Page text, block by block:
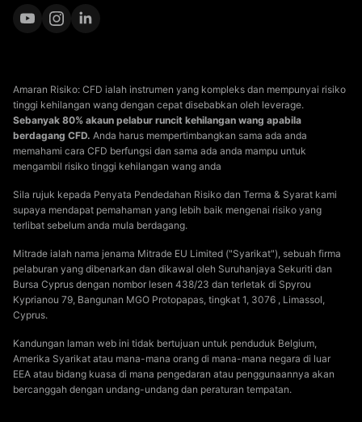
Amaran Risiko: CFD ialah instrumen yang kompleks dan mempunyai risiko
tinggi kehilangan wang dengan cepat disebabkan oleh leverage.
Sebanyak 80% akaun pelabur runcit kehilangan wang apabila
berdagang CFD. Anda harus mempertimbangkan sama ada anda
memahami cara CFD berfungsi dan sama ada anda mampu untuk
mengambil risiko tinggi kehilangan wang anda
Sila rujuk kepada Penyata Pendedahan Risiko dan Terma & Syarat kami
supaya mendapat pemahaman yang lebih baik mengenai risiko yang
terlibat sebelum anda mula berdagang.
Mitrade ialah nama jenama Mitrade EU Limited ("Syarikat"), sebuah firma
pelaburan yang dibenarkan dan dikawal oleh Suruhanjaya Sekuriti dan
Bursa Cyprus dengan nombor lesen 438/23 dan terletak di Spyrou
Kyprianou 79, Bangunan MGO Protopapas, tingkat 1, 3076 , Limassol,
Cyprus.
Kandungan laman web ini tidak bertujuan untuk penduduk Belgium,
Amerika Syarikat atau mana-mana orang di mana-mana negara di luar
EEA atau bidang kuasa di mana pengedaran atau penggunaannya akan
bercanggah dengan undang-undang dan peraturan tempatan.